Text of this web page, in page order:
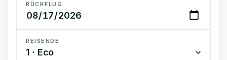
RÜCKFLUG
REISENDE
1 · Eco